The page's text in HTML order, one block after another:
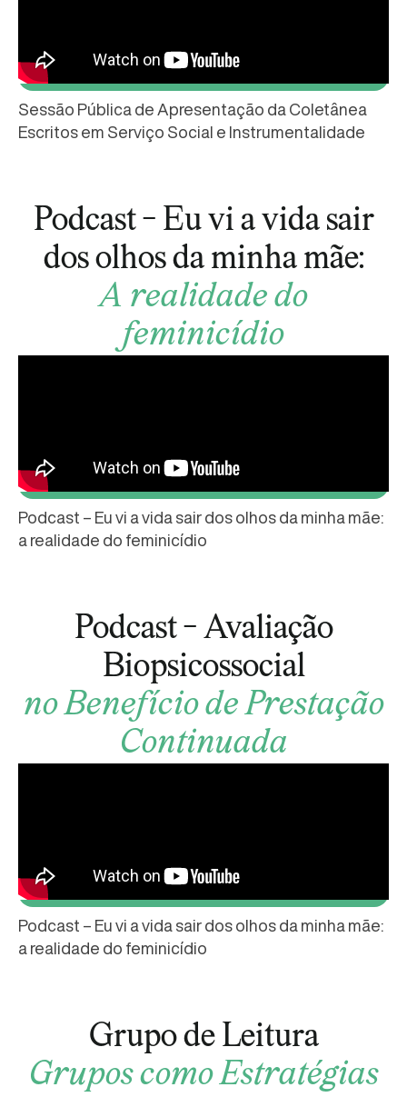
Sessão Pública de Apresentação da Coletânea
Escritos em Serviço Social e Instrumentalidade
Podcast - Eu vi a vida sair
dos olhos da minha mãe:
A realidade do
feminicídio
Podcast – Eu vi a vida sair dos olhos da minha mãe:
a realidade do feminicídio
Podcast - Avaliação
Biopsicossocial
no Benefício de Prestação
Continuada
Podcast – Eu vi a vida sair dos olhos da minha mãe:
a realidade do feminicídio
Grupo de Leitura
Grupos como Estratégias